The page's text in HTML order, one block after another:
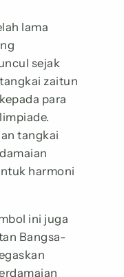
lama
sejak
zaitun
para
tangkai
harmoni
ini juga
Bangsa-